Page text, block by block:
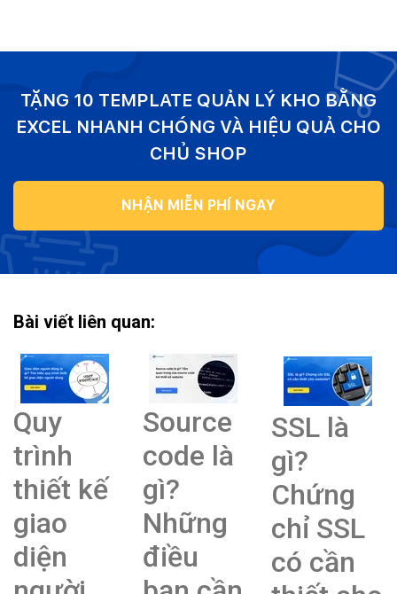
TẶNG 10 TEMPLATE QUẢN LÝ KHO BẰNG
EXCEL NHANH CHÓNG VÀ HIỆU QUẢ CHO
CHỦ SHOP
NHẬN MIỄN PHÍ NGAY
Bài viết liên quan:
Quy
trình
thiết kế
giao
diện
Source
code là
gì?
Những
điều
SSL là
gì?
Chứng
chỉ SSL
có cần